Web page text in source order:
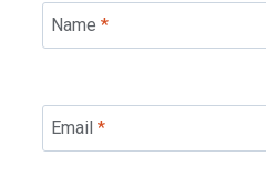
Name *
Email *